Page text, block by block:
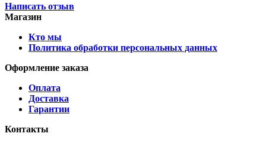
Написать отзыв
Магазин
Кто мы
Политика обработки персональных данных
Оформление заказа
Оплата
Доставка
Гарантии
Контакты